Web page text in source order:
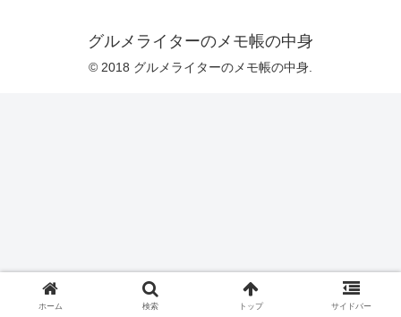
グルメライターのメモ帳の中身
© 2018 グルメライターのメモ帳の中身.
ホーム 検索 トップ サイドバー